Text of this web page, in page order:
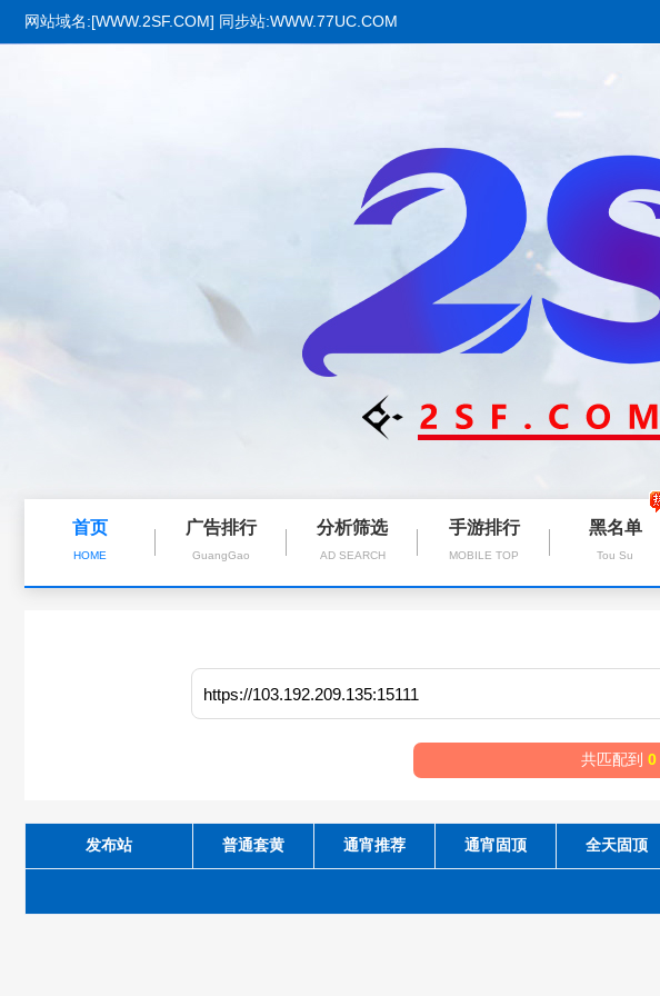
网站域名:[WWW.2SF.COM] 同步站:WWW.77UC.COM
首页
HOME
广告排行
GuangGao
分析筛选
AD SEARCH
手游排行
MOBILE TOP
黑名单
Tou Su
共匹配到 0
发布站 普通套黄 通宵推荐 通宵固顶 全天固顶